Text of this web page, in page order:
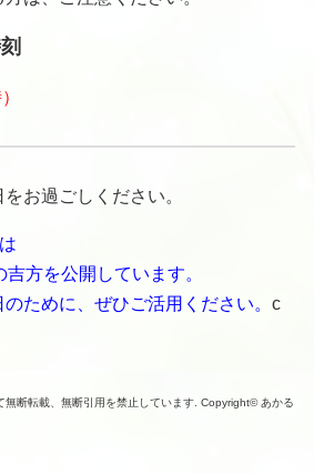
お過ごしください。
方を公開しています。
ために、ぜひご活用ください。 c
無断転載、無断引用を禁止しています. Copyright© あかる